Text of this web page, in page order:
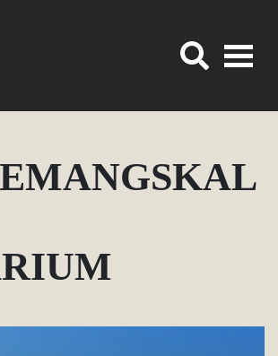
Webbportal